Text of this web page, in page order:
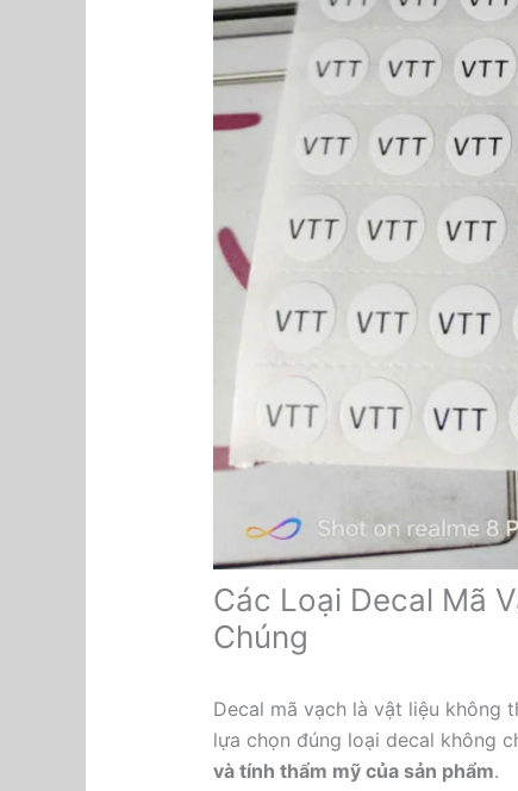
Các Loại Decal Mã
Chúng
Decal mã vạch là vật liệu không
lựa chọn đúng loại decal không
và tính thẩm mỹ của sản phẩm.